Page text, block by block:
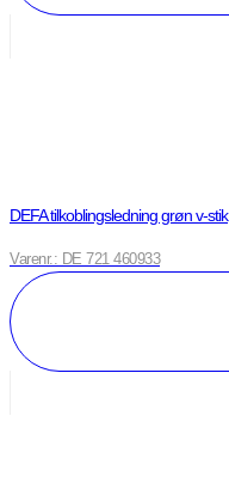
DEFA tilkoblingsledning grøn v-stik
Varenr.: DE 721 460933